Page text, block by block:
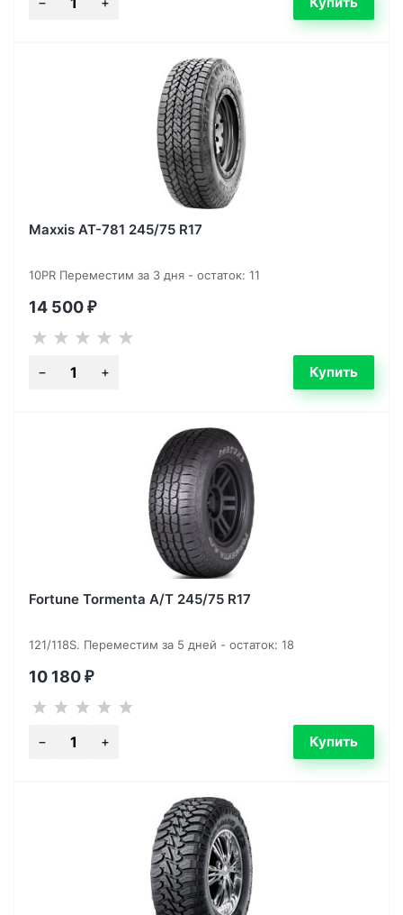
Maxxis AT-781 245/75 R17
10PR Переместим за 3 дня - остаток: 11
14 500 ₽
Fortune Tormenta A/T 245/75 R17
121/118S. Переместим за 5 дней - остаток: 18
10 180 ₽